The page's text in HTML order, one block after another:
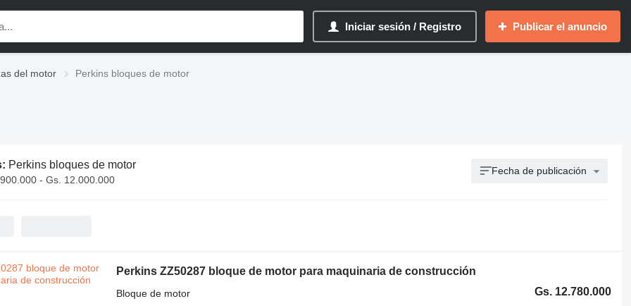
Iniciar sesión / Registro Publicar el anuncio
del motor Perkins bloques de motor
Perkins bloques de motor
- Gs. 12.000.000
Fecha de publicación
Perkins ZZ50287 bloque de motor para maquinaria de construcción
Gs. 12.780.000
Bloque de motor